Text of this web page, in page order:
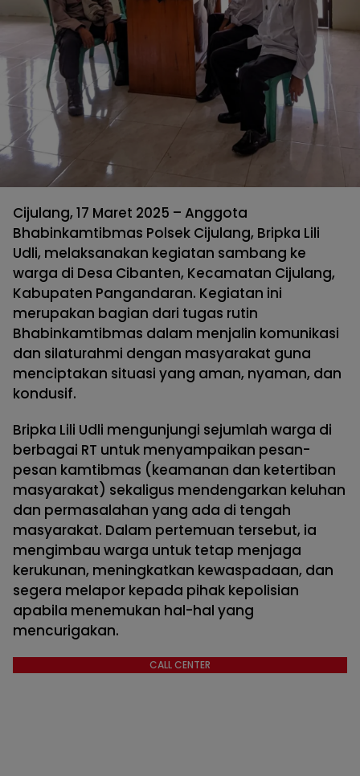
Cijulang, 17 Maret 2025 – Anggota
Bhabinkamtibmas Polsek Cijulang, Bripka Lili
Udli, melaksanakan kegiatan sambang ke
warga di Desa Cibanten, Kecamatan Cijulang,
Kabupaten Pangandaran. Kegiatan ini
merupakan bagian dari tugas rutin
Bhabinkamtibmas dalam menjalin komunikasi
dan silaturahmi dengan masyarakat guna
menciptakan situasi yang aman, nyaman, dan
kondusif.
Bripka Lili Udli mengunjungi sejumlah warga di
berbagai RT untuk menyampaikan pesan-
pesan kamtibmas (keamanan dan ketertiban
masyarakat) sekaligus mendengarkan keluhan
dan permasalahan yang ada di tengah
masyarakat. Dalam pertemuan tersebut, ia
mengimbau warga untuk tetap menjaga
kerukunan, meningkatkan kewaspadaan, dan
segera melapor kepada pihak kepolisian
apabila menemukan hal-hal yang
mencurigakan.
CALL CENTER